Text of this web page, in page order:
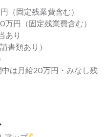
（固定残業費含む）
万円（固定残業費含む）
あり
書類あり）
は月給20万円・みなし残